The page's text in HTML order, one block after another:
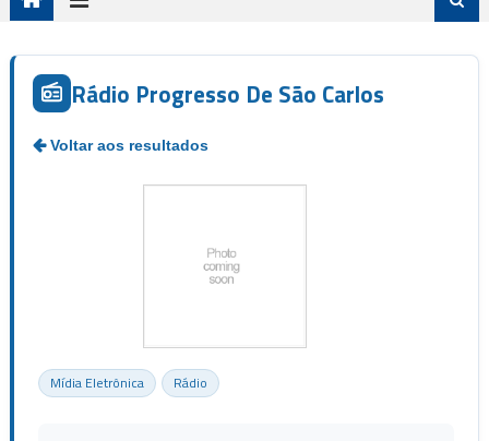
Rádio Progresso De São Carlos
Mídia Eletrônica Rádio